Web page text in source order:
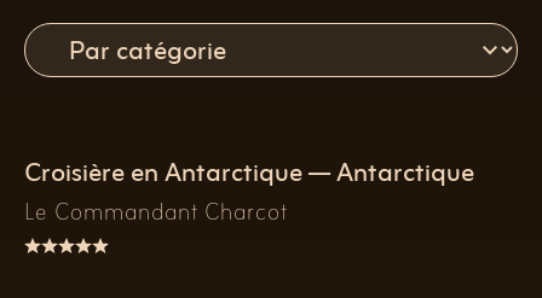
Croisière en Antarctique — Antarctique
Le Commandant Charcot